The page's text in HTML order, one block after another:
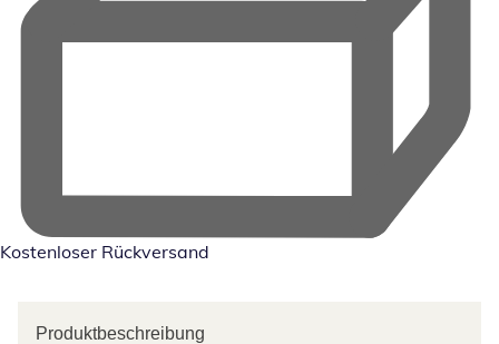
Kostenloser Rückversand
Produktbeschreibung